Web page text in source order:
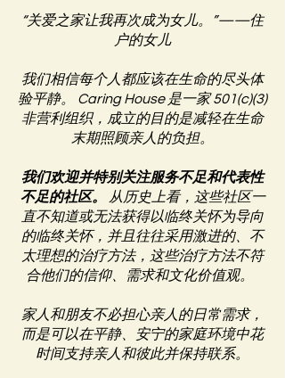
“关爱之家让我再次成为女儿。”——住
户的女儿
我们相信每个人都应该在生命的尽头体
验平静。 Caring House 是一家 501(c)(3)
非营利组织，成立的目的是减轻在生命
末期照顾亲人的负担。
我们欢迎并特别关注服务不足和代表性
不足的社区。
从历史上看，这些社区一
直不知道或无法获得以临终关怀为导向
的临终关怀，并且往往采用激进的、不
太理想的治疗方法，这些治疗方法不符
合他们的信仰、需求和文化价值观。
家人和朋友不必担心亲人的日常需求，
而是可以在平静、安宁的家庭环境中花
时间支持亲人和彼此并保持联系。